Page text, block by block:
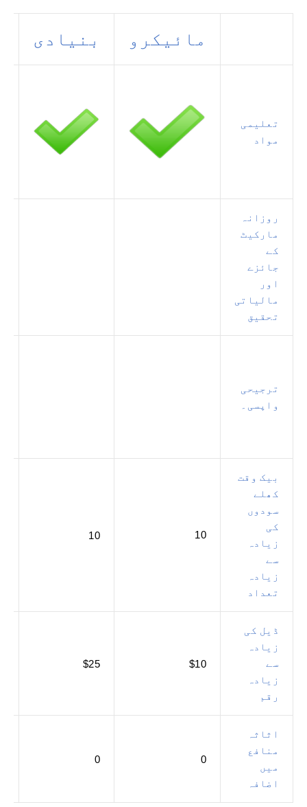
مائیکرو بنیادی
تعلیمی
مواد
روزانہ
مارکیٹ
کے
جائزے
اور
مالیاتی
تحقیق
ترجیحی
واپسی۔
بیک وقت
کھلے
سودوں
کی
زیادہ
سے
زیادہ
تعداد
10
10
ڈیل کی
زیادہ
سے
زیادہ
رقم
$10
$25
اثاثہ
منافع
میں
اضافہ
0
0